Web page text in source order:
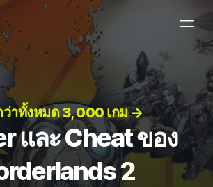
ว่าทั้งหมด 3, 000 เกม →
และ Cheat ของ
2